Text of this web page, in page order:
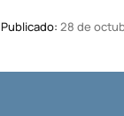
Publicado: 28 de